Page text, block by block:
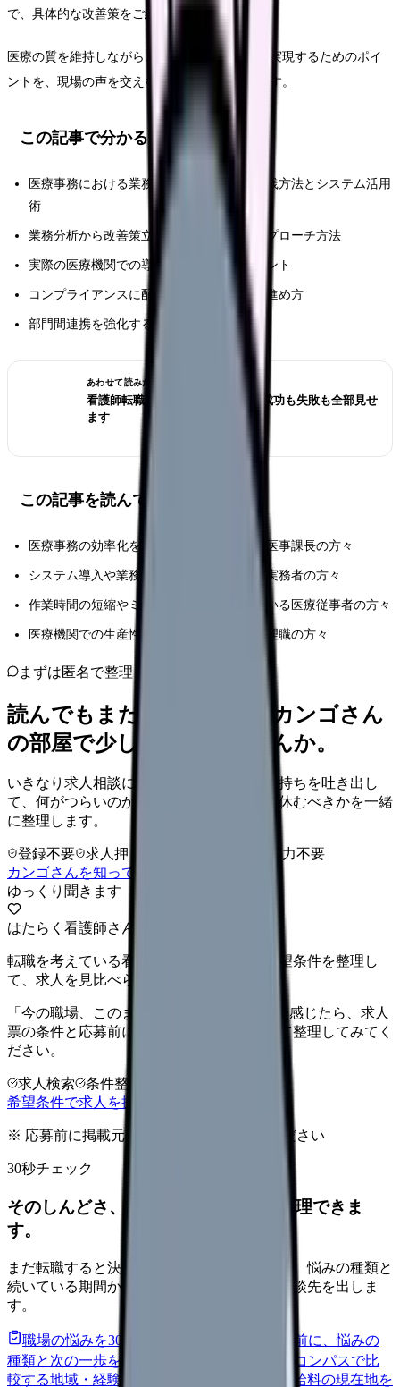
で、具体的な改善策をご紹介します。
医療の質を維持しながら、効率的な事務運営を実現するためのポイ
ントを、現場の声を交えながら解説していきます。
この記事で分かること
医療事務における業務効率化の具体的な実践方法とシステム活用
術
業務分析から改善策立案までの体系的なアプローチ方法
実際の医療機関での導入事例と成功のポイント
コンプライアンスに配慮した効率化施策の進め方
部門間連携を強化するための具体的な方策
あわせて読みたい
看護師転職のリアル体験談12選｜成功も失敗も全部見せ
ます
この記事を読んでほしい人
医療事務の効率化を検討している事務長・医事課長の方々
システム導入や業務改善を担当されている実務者の方々
作業時間の短縮やミス防止に課題を感じている医療従事者の方々
医療機関での生産性向上を目指している管理職の方々
まずは匿名で整理
読んでもまだ苦しいなら、カンゴさん
の部屋で少し話してみませんか。
いきなり求人相談には進みません。今の気持ちを吐き出し
て、何がつらいのか、辞めるべきか、少し休むべきかを一緒
に整理します。
登録不要 求人押し売りなし
病院名は入力不要
カンゴさんを知ってから相談する
ゆっくり聞きます
はたらく看護師さん 求人
転職を考えている看護師さんへ。まずは希望条件を整理し
て、求人を見比べられます。
「今の職場、このままでいいのかな...」そう感じたら、求人
票の条件と応募前に確認したい不安を分けて整理してみてく
ださい。
求人検索 条件整理
希望条件で求人を探す
※ 応募前に掲載元の最新情報を確認してください
30秒チェック
そのしんどさ、転職すべきサインか整理できま
す。
まだ転職すると決めていなくても大丈夫です。悩みの種類と
続いている期間から、次に見るべき記事と相談先を出しま
す。
職場の悩みを30秒で診断
辞めるべきか迷う前に、悩みの
種類と次の一歩を整理します。
給料コンパスで比
較する地域・経験年数・施設形態から、今の給料の現在地を